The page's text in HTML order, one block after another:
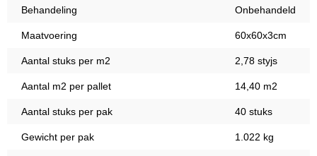
Behandeling Onbehandeld
Maatvoering 60x60x3cm
Aantal stuks per m2 2,78 styjs
Aantal m2 per pallet 14,40 m2
Aantal stuks per pak 40 stuks
Gewicht per pak 1.022 kg